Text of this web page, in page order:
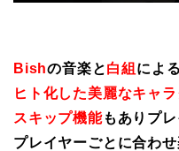
Bishの音楽と白組 によ
ヒト化した美麗なキャ
スキップ機能もありプ
プレイヤーごとに合わせ